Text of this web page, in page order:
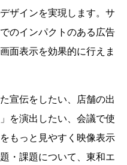
ザインを実現します。サ
のインパクトのある広告
面表示を効果的に行えま
宣伝をしたい、店舗の出
を演出したい、会議で使
もっと見やすく映像表示
・課題について、東和エ